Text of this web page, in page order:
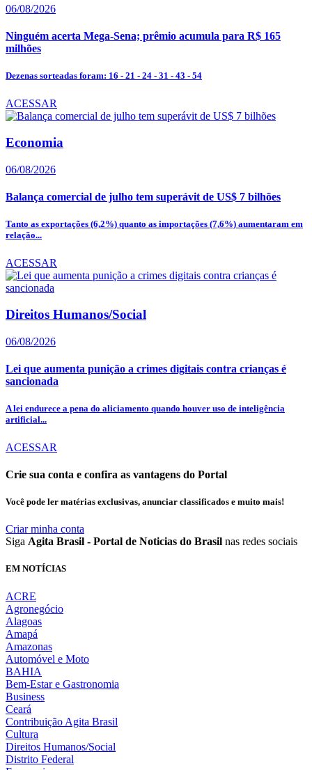
06/08/2026
Ninguém acerta Mega-Sena; prêmio acumula para R$ 165
milhões
Dezenas sorteadas foram: 16 - 21 - 24 - 31 - 43 - 54
ACESSAR
Economia
06/08/2026
Balança comercial de julho tem superávit de US$ 7 bilhões
Tanto as exportações (6,2%) quanto as importações (7,6%) aumentaram em
relação...
ACESSAR
Direitos Humanos/Social
06/08/2026
Lei que aumenta punição a crimes digitais contra crianças é
sancionada
A lei endurece a pena do aliciamento quando houver uso de inteligência
artificial...
ACESSAR
Crie sua conta e confira as vantagens do Portal
Você pode ler matérias exclusivas, anunciar classificados e muito mais!
Criar minha conta
Siga Agita Brasil - Portal de Noticias do Brasil nas redes sociais
EM NOTÍCIAS
ACRE
Agronegócio
Alagoas
Amapá
Amazonas
Automóvel e Moto
BAHIA
Bem-Estar e Gastronomia
Business
Ceará
Contribuição Agita Brasil
Cultura
Direitos Humanos/Social
Distrito Federal